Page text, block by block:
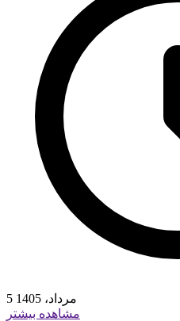
5 مرداد، 1405
مشاهده بیشتر